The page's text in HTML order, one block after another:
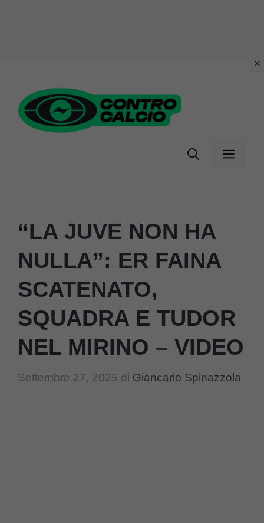
contenuto
Menu
“LA JUVE NON HA
NULLA”: ER FAINA
SCATENATO,
SQUADRA E TUDOR
NEL MIRINO – VIDEO
Settembre 27, 2025 di Giancarlo Spinazzola